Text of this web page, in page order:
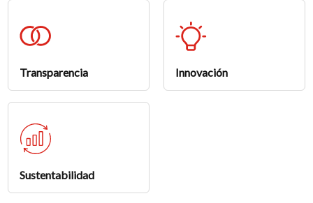
Transparencia Innovación
Sustentabilidad